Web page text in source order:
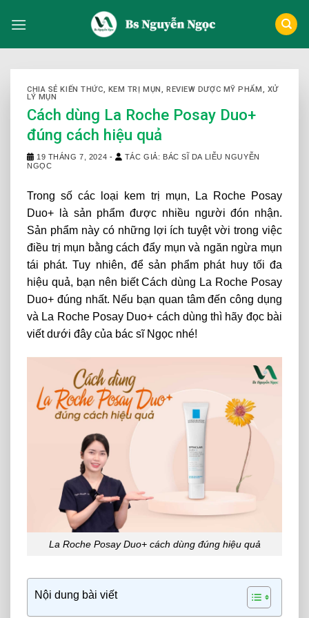
CHIA SẺ KIẾN THỨC, KEM TRỊ MỤN, REVIEW DƯỢC MỸ PHẨM, XỬ
LÝ MỤN
Cách dùng La Roche Posay Duo+
đúng cách hiệu quả
19 THÁNG 7, 2024 -
TÁC GIẢ: BÁC SĨ DA LIỄU NGUYỄN
NGỌC
Trong số các loại kem trị mụn, La Roche Posay
Duo+ là sản phẩm được nhiều người đón nhận.
Sản phẩm này có những lợi ích tuyệt vời trong việc
điều trị mụn bằng cách đẩy mụn và ngăn ngừa mụn
tái phát. Tuy nhiên, để sản phẩm phát huy tối đa
hiệu quả, bạn nên biết Cách dùng La Roche Posay
Duo+ đúng nhất. Nếu bạn quan tâm đến công dụng
và La Roche Posay Duo+ cách dùng thì hãy đọc bài
viết dưới đây của bác sĩ Ngọc nhé!
La Roche Posay Duo+ cách dùng đúng hiệu quả
Nội dung bài viết